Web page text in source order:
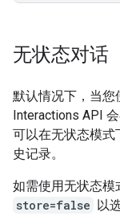
无状态对话
默认情况下，当您
Interactions API
可以在无状态模式
史记录。
如需使用无状态模
store=false 以